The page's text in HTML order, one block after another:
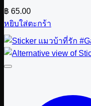
฿ 65.00
หยิบใส่ตะกร้า